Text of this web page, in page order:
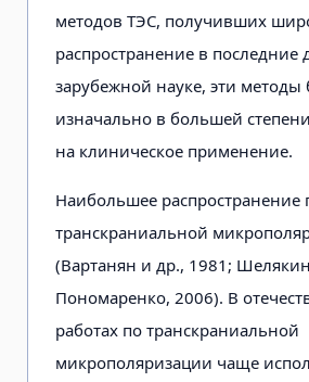
методов ТЭС, получивших
распространение в последние
зарубежной науке, эти
изначально в большей
на клиническое применение.
Наибольшее распространение
транскраниальной
(Вартанян и др., 1981;
Пономаренко, 2006). В
работах по транскраниальной
микрополяризации чаще